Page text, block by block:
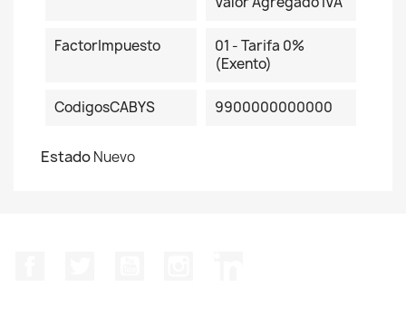
FactorImpuesto
01 - Tarifa 0%
(Exento)
CodigosCABYS 9900000000000
EstadoNuevo